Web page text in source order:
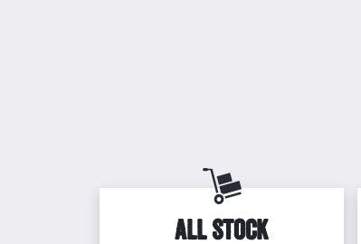
ALL STOCK